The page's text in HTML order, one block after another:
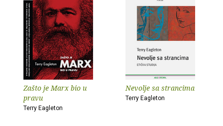
Zašto je Marx bio u
pravu
Terry Eagleton
Nevolje sa strancima
Terry Eagleton